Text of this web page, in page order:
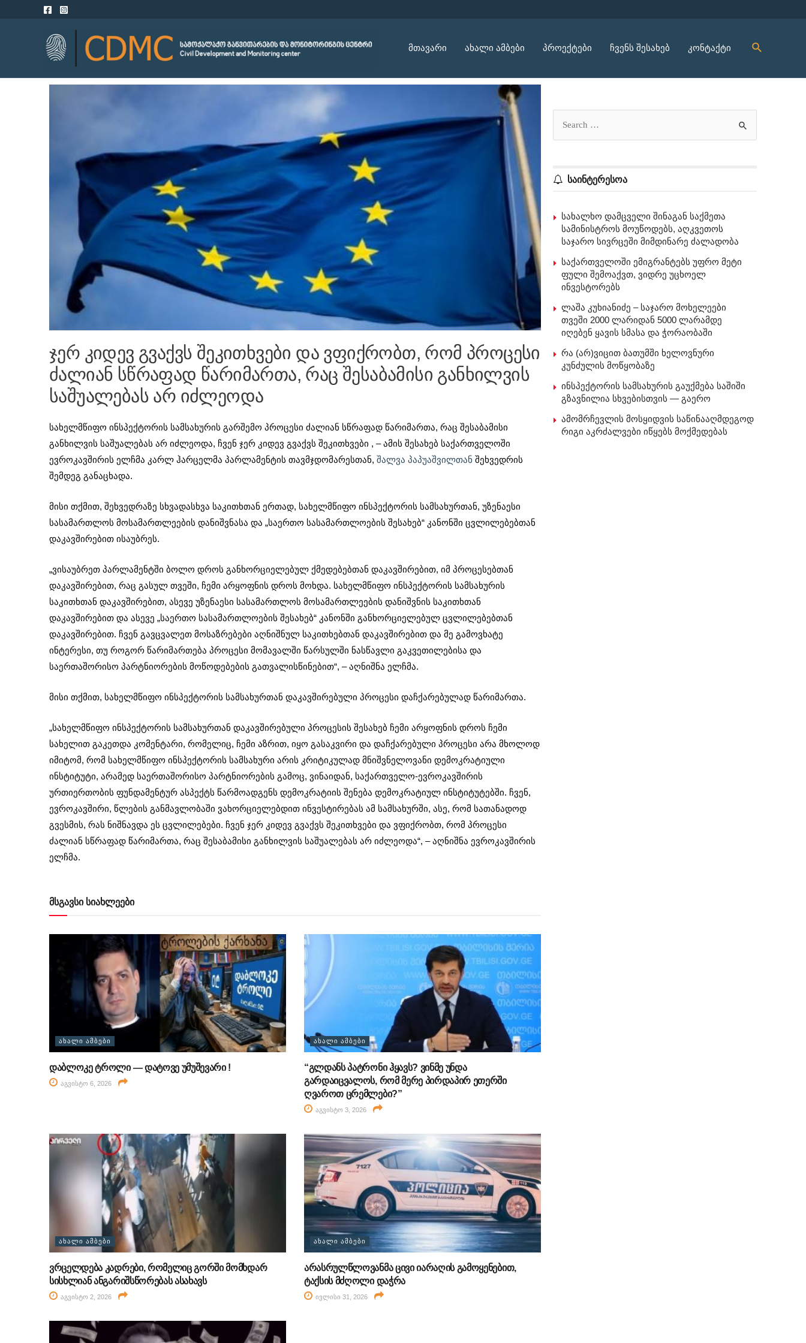
მთავარი ახალი ამბები პროექტები ჩვენს შესახებ კონტაქტი
ჯერ კიდევ გვაქვს შეკითხვები და ვფიქრობთ, რომ პროცესი
ძალიან სწრაფად წარიმართა, რაც შესაბამისი განხილვის
საშუალებას არ იძლეოდა
სახელმწიფო ინსპექტორის სამსახურის გარშემო პროცესი ძალიან სწრაფად წარიმართა, რაც შესაბამისი
განხილვის საშუალებას არ იძლეოდა, ჩვენ ჯერ კიდევ გვაქვს შეკითხვები , – ამის შესახებ საქართველოში
ევროკავშირის ელჩმა კარლ ჰარცელმა პარლამენტის თავმჯდომარესთან, შალვა პაპუაშვილთან შეხვედრის
შემდეგ განაცხადა.
მისი თქმით, შეხვედრაზე სხვადასხვა საკითხთან ერთად, სახელმწიფო ინსპექტორის სამსახურთან, უზენაესი
სასამართლოს მოსამართლეების დანიშვნასა და „საერთო სასამართლოების შესახებ“ კანონში ცვლილებებთან
დაკავშირებით ისაუბრეს.
„ვისაუბრეთ პარლამენტში ბოლო დროს განხორციელებულ ქმედებებთან დაკავშირებით, იმ პროცესებთან
დაკავშირებით, რაც გასულ თვეში, ჩემი არყოფნის დროს მოხდა. სახელმწიფო ინსპექტორის სამსახურის
საკითხთან დაკავშირებით, ასევე უზენაესი სასამართლოს მოსამართლეების დანიშვნის საკითხთან
დაკავშირებით და ასევე „საერთო სასამართლოების შესახებ“ კანონში განხორციელებულ ცვლილებებთან
დაკავშირებით. ჩვენ გავცვალეთ მოსაზრებები აღნიშნულ საკითხებთან დაკავშირებით და მე გამოვხატე
ინტერესი, თუ როგორ წარიმართება პროცესი მომავალში წარსულში ნასწავლი გაკვეთილებისა და
საერთაშორისო პარტნიორების მოწოდებების გათვალისწინებით“, – აღნიშნა ელჩმა.
მისი თქმით, სახელმწიფო ინსპექტორის სამსახურთან დაკავშირებული პროცესი დაჩქარებულად წარიმართა.
„სახელმწიფო ინსპექტორის სამსახურთან დაკავშირებული პროცესის შესახებ ჩემი არყოფნის დროს ჩემი
სახელით გაკეთდა კომენტარი, რომელიც, ჩემი აზრით, იყო გასაკვირი და დაჩქარებული პროცესი არა მხოლოდ
იმიტომ, რომ სახელმწიფო ინსპექტორის სამსახური არის კრიტიკულად მნიშვნელოვანი დემოკრატიული
ინსტიტუტი, არამედ საერთაშორისო პარტნიორების გამოც, ვინაიდან, საქართველო-ევროკავშირის
ურთიერთობის ფუნდამენტურ ასპექტს წარმოადგენს დემოკრატიის შენება დემოკრატიულ ინსტიტუტებში. ჩვენ,
ევროკავშირი, წლების განმავლობაში ვახორციელებდით ინვესტირებას ამ სამსახურში, ასე, რომ სათანადოდ
გვესმის, რას ნიშნავდა ეს ცვლილებები. ჩვენ ჯერ კიდევ გვაქვს შეკითხვები და ვფიქრობთ, რომ პროცესი
ძალიან სწრაფად წარიმართა, რაც შესაბამისი განხილვის საშუალებას არ იძლეოდა“, – აღნიშნა ევროკავშირის
ელჩმა.
მსგავსი სიახლეები
ᲐᲮᲐᲚᲘ ᲐᲛᲑᲔᲑᲘ
დაბლოკე ტროლი — დატოვე უმუშევარი !
აგვისტო 6, 2026
ᲐᲮᲐᲚᲘ ᲐᲛᲑᲔᲑᲘ
“გლდანს პატრონი ჰყავს? ვინმე უნდა
გარდაიცვალოს, რომ მერე პირდაპირ ეთერში
ღვაროთ ცრემლები?”
აგვისტო 3, 2026
ᲐᲮᲐᲚᲘ ᲐᲛᲑᲔᲑᲘ
ვრცელდება კადრები, რომელიც გორში მომხდარ
სისხლიან ანგარიშსწორებას ასახავს
აგვისტო 2, 2026
ᲐᲮᲐᲚᲘ ᲐᲛᲑᲔᲑᲘ
არასრულწლოვანმა ცივი იარაღის გამოყენებით,
ტაქსის მძღოლი დაჭრა
ივლისი 31, 2026
საინტერესოა
სახალხო დამცველი შინაგან საქმეთა
სამინისტროს მოუწოდებს, აღკვეთოს
საჯარო სივრცეში მიმდინარე ძალადობა
საქართველოში ემიგრანტებს უფრო მეტი
ფული შემოაქვთ, ვიდრე უცხოელ
ინვესტორებს
ლაშა კუხიანიძე – საჯარო მოხელეები
თვეში 2000 ლარიდან 5000 ლარამდე
იღებენ ყავის სმასა და ჭორაობაში
რა (არ)ვიცით ბათუმში ხელოვნური
კუნძულის მოწყობაზე
ინსპექტორის სამსახურის გაუქმება საშიში
გზავნილია სხვებისთვის — გაერო
ამომრჩევლის მოსყიდვის საწინააღმდეგოდ
რიგი აკრძალვები იწყებს მოქმედებას